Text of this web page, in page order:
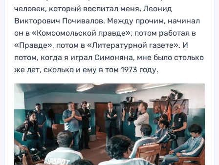
человек, который воспитал меня, Леонид
Викторович Почивалов. Между прочим, начинал
он в «Комсомольской правде», потом работал в
«Правде», потом в «Литературной газете». И
потом, когда я играл Симоняна, мне было столько
же лет, сколько и ему в том 1973 году.